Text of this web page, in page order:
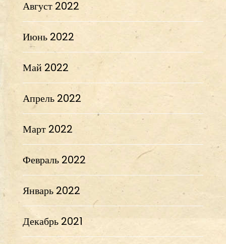
Август 2022
Июнь 2022
Май 2022
Апрель 2022
Март 2022
Февраль 2022
Январь 2022
Декабрь 2021